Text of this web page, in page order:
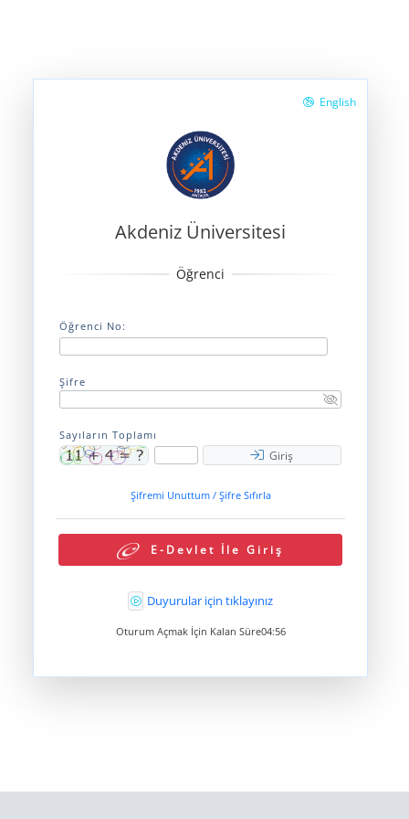
English
Akdeniz Üniversitesi
Öğrenci No:
Şifre
Sayıların Toplamı
Giriş
Şifremi Unuttum / Şifre Sıfırla
E-Devlet İle Giriş
Duyurular için tıklayınız
Oturum Açmak İçin Kalan Süre04:56